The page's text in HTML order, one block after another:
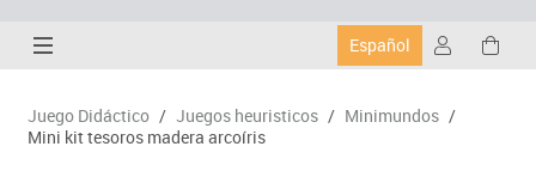
Español
Juego Didáctico / Juegos heuristicos / Minimundos /
Mini kit tesoros madera arcoíris